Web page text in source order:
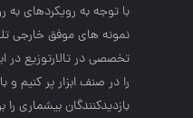
با توجه به رويكردهاي به
نمونه هاي موفق خارجي
تخصصي در تالارتوزيع در
را در صنف ابزار پر كنيم
بازديدكنندگان بيشماري